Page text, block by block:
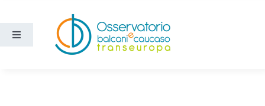
contenuto
Toggle